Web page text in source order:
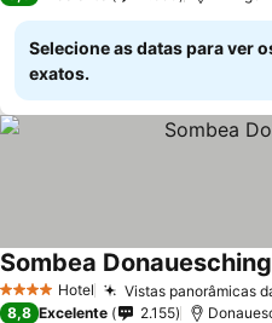
Selecione as datas para ver
exatos.
4 EstrelasHotel Vistas panorâmicas
Sombea
8,8 Excelente 2.155